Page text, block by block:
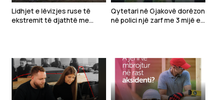
Lidhjet e lëvizjes ruse të
ekstremit të djathtë me
Qytetari në Gjakovë dorëzon
në polici një zarf me 3 mijë e